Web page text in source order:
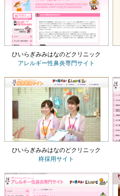
ひいらぎみみはなのどクリニック
アレルギー性鼻炎専門サイト
ひいらぎみみはなのどクリニック
柊採用サイト